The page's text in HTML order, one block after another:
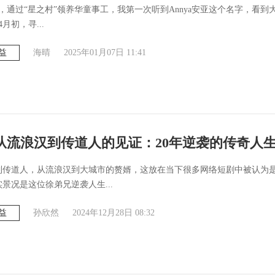
通过“星之村”领养华童事工，我第一次听到Annya安亚这个名字，看到
初，寻...
海晴 2025年01月07日 11:41
流浪汉到传道人的见证：20年逆袭的传奇人
传道人，从流浪汉到大城市的赘婿，这放在当下很多网络短剧中被认为
况是这位徐弟兄逆袭人生...
孙欣然 2024年12月28日 08:32